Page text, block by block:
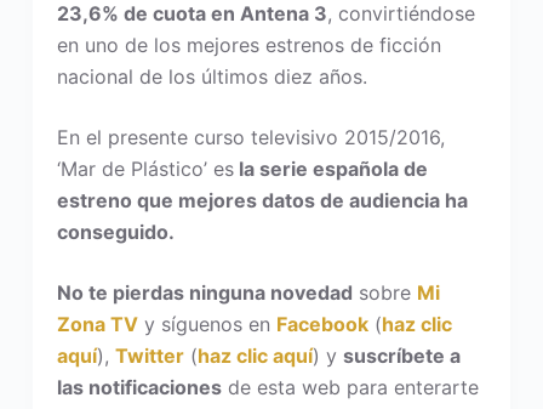
23,6% de cuota en Antena 3, convirtiéndose
en uno de los mejores estrenos de ficción
nacional de los últimos diez años.
En el presente curso televisivo 2015/2016,
‘Mar de Plástico’ esla serie española de
estreno que mejores datos de audiencia ha
conseguido.
No te pierdas ninguna novedad sobre Mi
Zona TVy síguenos en Facebook(haz clic
aquí), Twitter(haz clic aquí) y suscríbete a
las notificacionesde esta web para enterarte